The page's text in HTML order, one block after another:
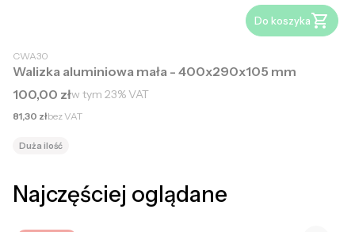
Do koszyka
CWA30
Walizka aluminiowa mała - 400x290x105 mm
Cena brutto
100,00 złw tym 23%VAT
Cena netto
81,30 złbez VAT
Duża ilość
Najczęściej oglądane